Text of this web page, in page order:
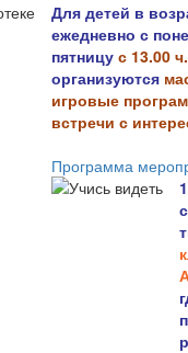
Для детей в
ежедневно с
пятницу с 13.00
организуются
игровые
встречи с
Программа